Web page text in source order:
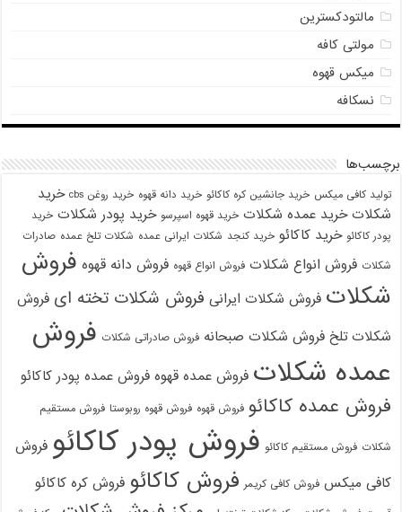
مالتودکسترین
مولتی کافه
میکس قهوه
نسکافه
برچسب‌ها
تولید کافی میکس خرید جانشین کره کاکائو خرید دانه قهوه خرید روغن cbs
خرید
شکلات خرید عمده شکلات خرید قهوه اسپرسو خرید پودر شکلات خرید
پودر کاکائو خرید کاکائو خرید کنجد شکلات ایرانی عمده شکلات تلخ عمده صادرات
شکلات فروش انواع شکلات فروش انواع قهوه فروش دانه قهوه فروش
شکلات فروش شکلات ایرانی فروش شکلات تخته ای فروش
شکلات تلخ فروش شکلات صبحانه فروش صادراتی شکلات فروش
عمده شکلات فروش عمده قهوه فروش عمده پودر کاکائو
فروش عمده کاکائو فروش قهوه فروش قهوه روبوستا فروش مستقیم
شکلات فروش مستقیم کاکائو فروش پودر کاکائو فروش
کافی میکس فروش کافی کریمر فروش کاکائو فروش کره کاکائو